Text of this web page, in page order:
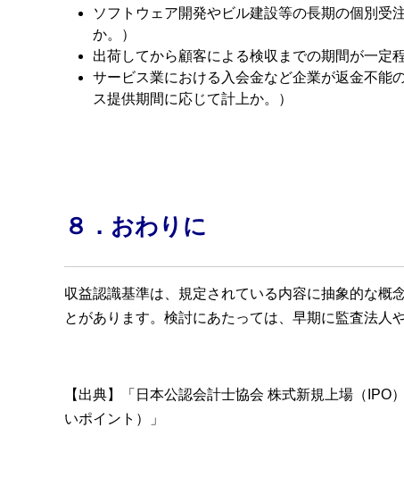
ソフトウェア開発やビル建設等の⾧期の個別受
か。）
出荷してから顧客による検収までの期間が一定
サービス業における入会金など企業が返金不能
ス提供期間に応じて計上か。）
８．おわりに
収益認識基準は、規定されている内容に抽象的な概
とがあります。検討にあたっては、早期に監査法人
【出典】「日本公認会計士協会 株式新規上場（
いポイント）」